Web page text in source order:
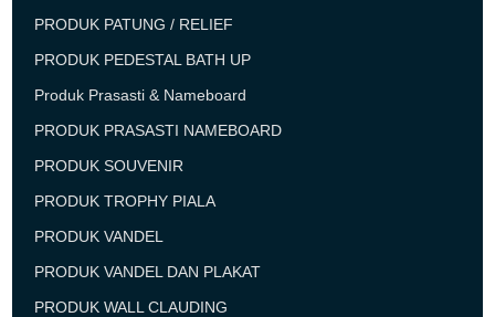
PRODUK PATUNG / RELIEF
PRODUK PEDESTAL BATH UP
Produk Prasasti & Nameboard
PRODUK PRASASTI NAMEBOARD
PRODUK SOUVENIR
PRODUK TROPHY PIALA
PRODUK VANDEL
PRODUK VANDEL DAN PLAKAT
PRODUK WALL CLAUDING